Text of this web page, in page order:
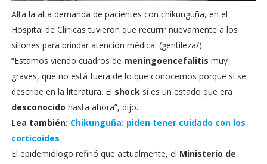
Alta la alta demanda de pacientes con chikunguña, en el
Hospital de Clínicas tuvieron que recurrir nuevamente a los
sillones para brindar atención médica. (gentileza/)
“Estamos viendo cuadros de meningoencefalitis muy
graves, que no está fuera de lo que conocemos porque sí se
describe en la literatura. El shocksí es un estado que era
desconocido hasta ahora”, dijo.
Lea también: Chikunguña: piden tener cuidado con los
corticoides
El epidemiólogo refirió que actualmente, el Ministerio de